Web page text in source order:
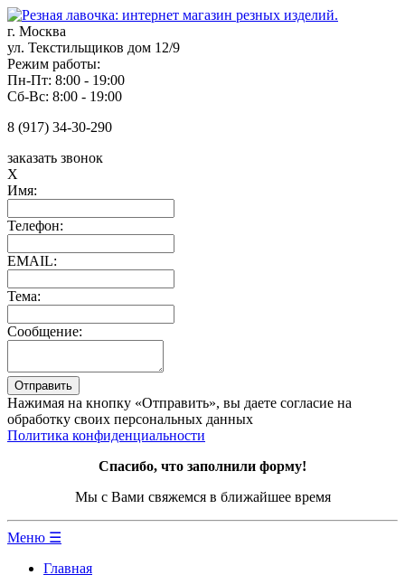
г. Москва
ул. Текстильщиков дом 12/9
Режим работы:
Пн-Пт: 8:00 - 19:00
Сб-Вс: 8:00 - 19:00
8 (917) 34-30-290
заказать звонок
X
Имя:
Телефон:
EMAIL:
Тема:
Сообщение:
Нажимая на кнопку «Отправить», вы даете согласие на
обработку своих персональных данных
Политика конфиденциальности
Спасибо, что заполнили форму!
Мы с Вами свяжемся в ближайшее время
Меню ☰
Главная